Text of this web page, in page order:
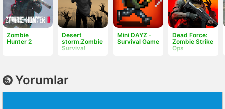
Zombie
Hunter 2
Desert
storm:Zombie
Survival
Mini DAYZ -
Survival Game
Dead Force:
Zombie Strike
Ops
Yorumlar